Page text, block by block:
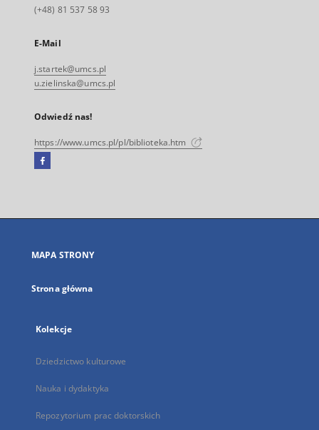
(+48) 81 537 58 93
E-Mail
j.startek@umcs.pl
u.zielinska@umcs.pl
Odwiedź nas!
https://www.umcs.pl/pl/biblioteka.htm
Facebook
się
karcie
MAPA STRONY
Strona główna
Kolekcje
Dziedzictwo kulturowe
Nauka i dydaktyka
Repozytorium prac doktorskich